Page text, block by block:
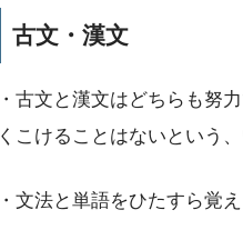
古文・漢文
・古文と漢文はどちらも努
くこけることはないという
・文法と単語をひたすら覚